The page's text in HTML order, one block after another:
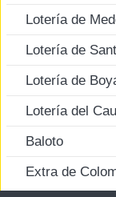
Lotería de
Lotería de
Lotería de
Lotería del
Baloto
Extra de